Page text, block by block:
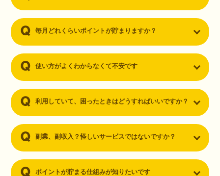
毎月どれくらいポイントが貯まりますか？
使い方がよくわからなくて不安です
利用していて、困ったときはどうすればいいですか？
副業、副収入？怪しいサービスではないですか？
ポイントが貯まる仕組みが知りたいです